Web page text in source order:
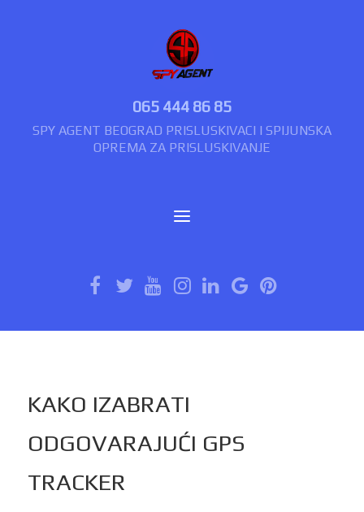
065 444 86 85
SPY AGENT BEOGRAD PRISLUSKIVACI I SPIJUNSKA
OPREMA ZA PRISLUSKIVANJE
KAKO IZABRATI
ODGOVARAJUĆI GPS
TRACKER